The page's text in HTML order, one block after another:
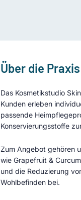
Über die Praxis
Das Kosmetikstudio
Kunden erleben
passende
Konservierungsstoffe
Zum Angebot gehören
wie Grapefruit &
und die Reduzierung
Wohlbefinden bei.